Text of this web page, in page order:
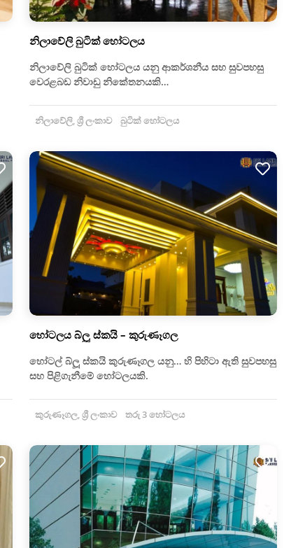
නිලාවේලි බුටික් හෝටලය
නිලාවේලි බුටික් හෝටලය යනු ආකර්ශනීය සහ සුවපහසු
වෙරළබඩ නිවාඩු නිකේතනයකි…
නිලාවේලි, ශ්‍රී ලංකාව බුටික් හෝටලය
හෝටලය බ්ලූ ස්කයි – කුරුණෑගල
හෝටල් බ්ලූ ස්කයි කුරුණෑගල යනු… හි පිහිටා ඇති සුවපහසු
සහ පිළිගැනීමේ හෝටලයකි.
කුරුණෑගල, ශ්‍රී ලංකාව තරු 3 හෝටලය